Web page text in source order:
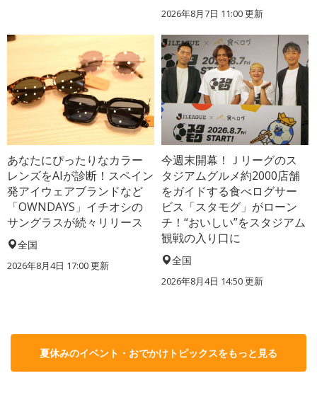
2026年8月7日 11:00更新
あなたにぴったりなカラー
レンズをAIが診断！スペイン
発アイウェアブランドなど
「OWNDAYS」イチオシの
サングラスが続々リリース
全国
2026年8月4日 17:00更新
今週末開幕！Ｊリーグのス
タジアムグルメ約2000店舗
をガイドする食べログサー
ビス「スタモグ」がローン
チ！“おいしい”をスタジアム
観戦の入り口に
全国
2026年8月4日 14:50更新
夏休みのイベント・おでかけトピックスをもっと見る